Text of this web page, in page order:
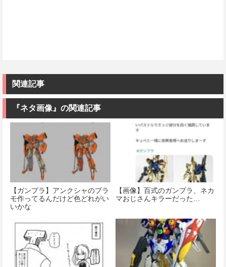
関連記事
『ネタ画像』の関連記事
【ガンプラ】アンクシャのプラ
モ作ってるんだけど色どれがい
いかな
【画像】百式のガンプラ、ネカ
マおじさんキラーだった…